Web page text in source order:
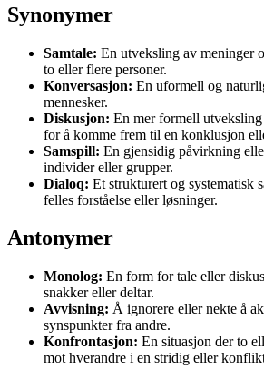
Synonymer
Samtale: En utveksling av meninger
to eller flere personer.
Konversasjon: En uformell og
mennesker.
Diskusjon: En mer formell
for å komme frem til en konklusjon
Samspill: En gjensidig påvirkning
individer eller grupper.
Dialoq: Et strukturert og systematisk
felles forståelse eller løsninger.
Antonymer
Monolog: En form for tale eller
snakker eller deltar.
Avvisning: Å ignorere eller nekte å
synspunkter fra andre.
Konfrontasjon: En situasjon der to
mot hverandre i en stridig eller